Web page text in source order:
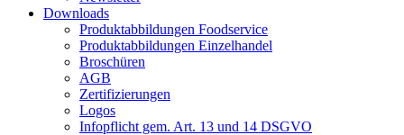
Downloads
Produktabbildungen Foodservice
Produktabbildungen Einzelhandel
Broschüren
AGB
Zertifizierungen
Logos
Infopflicht gem. Art. 13 und 14 DSGVO